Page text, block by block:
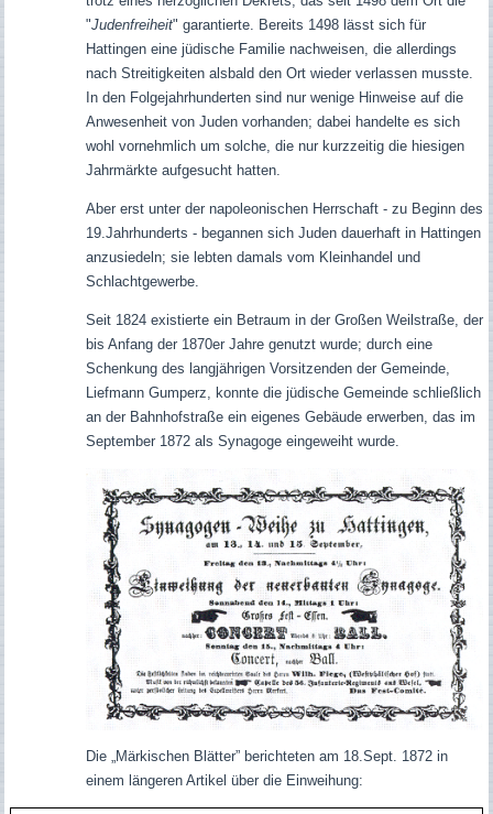
"Judenfreiheit" garantierte.
Bereits 1498 lässt sich für
Hattingen eine jüdische Familie nachweisen, die allerdings
nach Streitigkeiten alsbald den Ort wieder verlassen musste.
In den Folgejahrhunderten sind nur wenige Hinweise auf die
Anwesenheit von Juden vorhanden; dabei handelte es sich
wohl vornehmlich um solche, die nur kurzzeitig die hiesigen
Jahrmärkte aufgesucht hatten.
Aber erst unter der napoleonischen Herrschaft - zu Beginn des
19.Jahrhunderts - begannen sich Juden dauerhaft in Hattingen
anzusiedeln; sie lebten damals vom Kleinhandel und
Schlachtgewerbe.
Seit 1824 existierte ein Betraum in der Großen Weilstraße, der
bis Anfang der 1870er Jahre genutzt wurde; durch eine
Schenkung des langjährigen Vorsitzenden der Gemeinde,
Liefmann Gumperz, konnte die jüdische Gemeinde schließlich
an der Bahnhofstraße ein eigenes Gebäude erwerben, das im
September 1872 als Synagoge eingeweiht wurde.
Die „Märkischen Blätter” berichteten am 18.Sept. 1872 in
einem längeren Artikel über die Einweihung: